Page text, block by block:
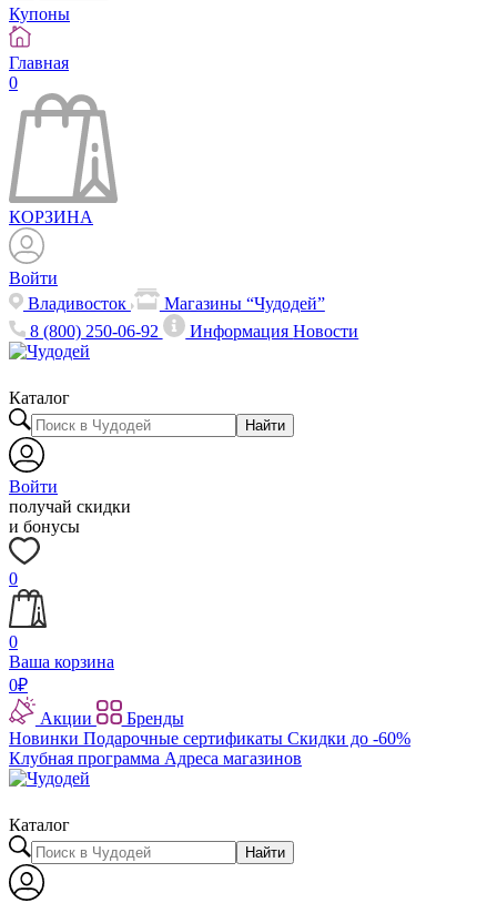
Купоны
Главная
0
КОРЗИНА
Войти
Владивосток
Магазины “Чудодей”
8 (800) 250-06-92
ИнформацияНовости
Каталог
Найти
Войти
получай скидки
и бонусы
0
0
Ваша корзина
0₽
Акции
Бренды
Новинки Подарочные сертификаты Скидки до -60%
Клубная программа Адреса магазинов
Каталог
Найти